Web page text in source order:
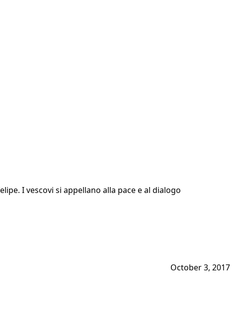
I vescovi si appellano alla pace e al dialogo
October 3, 2017